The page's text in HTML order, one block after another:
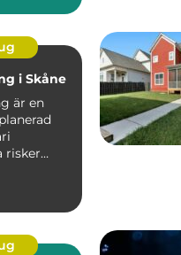
i Skåne
är en
risker